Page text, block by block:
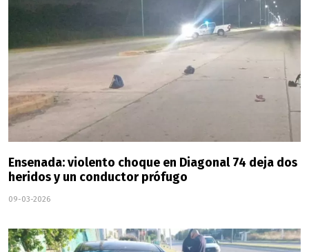
Ensenada: violento choque en Diagonal 74 deja dos
heridos y un conductor prófugo
09-03-2026